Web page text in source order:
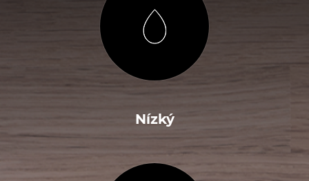
Nízký